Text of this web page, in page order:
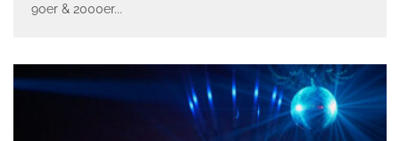
90er & 2000er...